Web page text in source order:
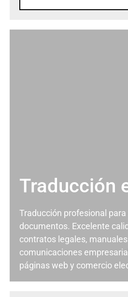
Traducción
Traducción profesional
documentos. Excelente
contratos legales,
comunicaciones
páginas web y comercio